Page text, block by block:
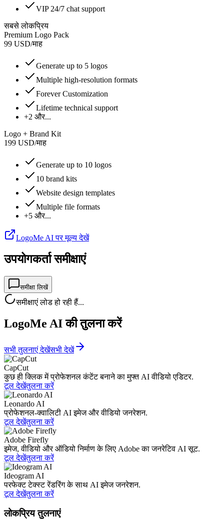
VIP 24/7 chat support
सबसे लोकप्रिय
Premium Logo Pack
99 USD/माह
Generate up to 5 logos
Multiple high-resolution formats
Forever Customization
Lifetime technical support
+2 और...
Logo + Brand Kit
199 USD/माह
Generate up to 10 logos
10 brand kits
Website design templates
Multiple file formats
+5 और...
LogoMe AI पर मूल्य देखें
उपयोगकर्ता समीक्षाएं
समीक्षा लिखें
समीक्षाएं लोड हो रही हैं...
LogoMe AI की तुलना करें
सभी तुलनाएं देखेंसभी देखें
CapCut
कुछ ही क्लिक में प्रोफेशनल कंटेंट बनाने का मुफ्त AI वीडियो एडिटर.
टूल देखेंतुलना करें
Leonardo AI
प्रोफेशनल-क्वालिटी AI इमेज और वीडियो जनरेशन.
टूल देखेंतुलना करें
Adobe Firefly
इमेज, वीडियो और ऑडियो निर्माण के लिए Adobe का जनरेटिव AI सूट.
टूल देखेंतुलना करें
Ideogram AI
परफेक्ट टेक्स्ट रेंडरिंग के साथ AI इमेज जनरेशन.
टूल देखेंतुलना करें
लोकप्रिय तुलनाएं